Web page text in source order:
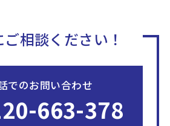
相談ください！
でのお問い合わせ
663-378